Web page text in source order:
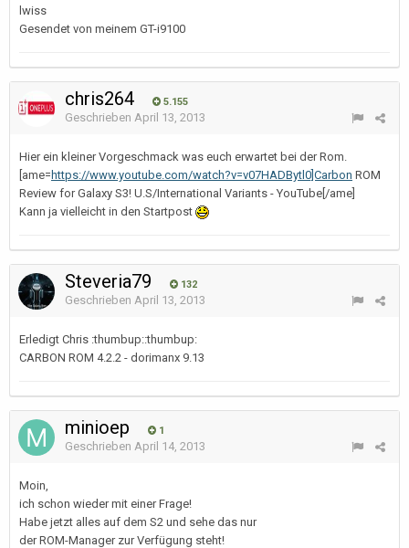
lwiss
Gesendet von meinem GT-i9100
chris264 5.155
Geschrieben April 13, 2013
Hier ein kleiner Vorgeschmack was euch erwartet bei der Rom.
[ame= https://www.youtube.com/watch?v=v07HADBytl0]Carbon ROM
Review for Galaxy S3! U.S/International Variants - YouTube[/ame]
Kann ja vielleicht in den Startpost
Steveria79 132
Geschrieben April 13, 2013
Erledigt Chris :thumbup::thumbup:
CARBON ROM 4.2.2 - dorimanx 9.13
minioep 1
Geschrieben April 14, 2013
Moin,
ich schon wieder mit einer Frage!
Habe jetzt alles auf dem S2 und sehe das nur
der ROM-Manager zur Verfügung steht!